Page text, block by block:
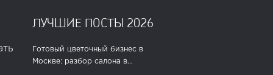
ЛУЧШИЕ ПОСТЫ 2026
Готовый цветочный бизнес в
Москве: разбор салона в...